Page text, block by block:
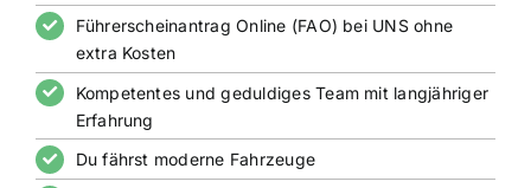
Führerscheinantrag Online (FAO) bei UNS ohne
extra Kosten
Kompetentes und geduldiges Team mit langjähriger
Erfahrung
Du fährst moderne Fahrzeuge